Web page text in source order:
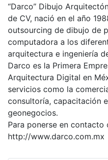
“Darco” Dibujo
de CV, nació en el año
outsourcing de dibujo de
computadora a los
arquitectura e ingeniería
Darco es la Primera
Arquitectura Digital en
servicios como la
consultoría, capacitación
geonegocios.
Para ponerse en contacto
http://www.darco.com.mx